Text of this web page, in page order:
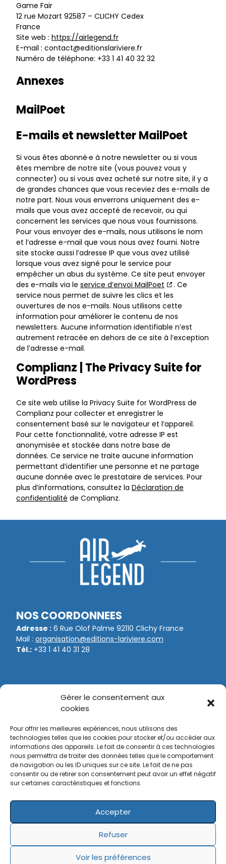
Gérer le consentement aux
cookies
Pour offrir les meilleures expériences, nous utilisons des
technologies telles que les cookies pour stocker et/ou accéder aux
informations des appareils. Le fait de consentir à ces technologies
nous permettra de traiter des données telles que le comportement
de navigation ou les ID uniques sur ce site. Le fait de ne pas
consentir ou de retirer son consentement peut avoir un effet négatif
sur certaines caractéristiques et fonctions.
Accepter
Refuser
Voir les préférences
Game Fair
12 rue Mozart 92587 – CLICHY Cedex
France
Site web : https://airlegend.fr
E-mail : rf.ereiviralsnoitide@tcatnoc
Numéro de téléphone: +33 1 41 40 32 32
Annexes
MailPoet
E-mails et newsletter MailPoet
Si vous êtes abonné·e à notre newsletter ou si vous
êtes membre de notre site (vous pouvez vous y
connecter) ou si vous avez acheté sur notre site, il y a
de grandes chances que vous receviez des e-mails de
notre part. Nous vous enverrons uniquement des e-
mails que vous avez accepté de recevoir, ou qui
concernent les services que nous vous fournissons.
Pour vous envoyer des e-mails, nous utilisons le nom
et l’adresse e-mail que vous nous avez fourni. Notre
site stocke aussi l’adresse IP que vous avez utilisé
lorsque vous avez signé pour le service pour
empêcher un abus du système. Ce site peut envoyer
des e-mails via le service d’envoi MailPoet
. Ce
service nous permet de suivre les clics et les
ouvertures de nos e-mails. Nous utilisons cette
information pour améliorer le contenu de nos
newsletters. Aucune information identifiable n’est
autrement retracée en dehors de ce site à l’exception
de l’adresse e-mail.
Complianz | The Privacy Suite for
WordPress
Ce site web utilise la Privacy Suite for WordPress de
Complianz pour collecter et enregistrer le
consentement basé sur le navigateur et l’appareil.
Pour cette fonctionnalité, votre adresse IP est
anonymisée et stockée dans notre base de
données. Ce service ne traite aucune information
permettant d’identifier une personne et ne partage
aucune donnée avec le prestataire de services. Pour
plus d’informations, consultez la Déclaration de
confidentialité de Complianz.
NOS COORDONNEES
Adresse : 6 Rue Olof Palme 92110 Clichy France
Mail : organisation@editions-lariviere.com
Tél.: +33 1 41 40 31 28
NOS ORGANISATIONS
Tir Expo
Bol d’Or Vélo
Supercross de Paris
Trophées de la Moto
Politique de cookies
Données personnelles
Confidentialité
Avertissement